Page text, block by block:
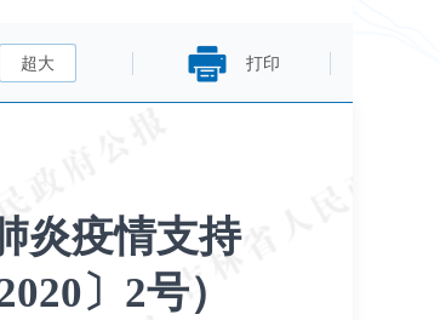
打印
超大
炎疫情支持
〕2号）